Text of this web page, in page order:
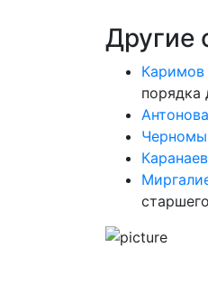
Другие
Каримов
порядка